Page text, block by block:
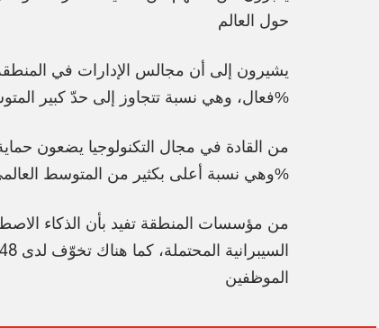
حول العالم
فعال، وهي نسبة تتجاوز إلى حدّ كبير المتوسط العالمي البالغ 50%
وهي نسبة أعلى بكثير من المتوسط العالمي البالغ 28%
الموظفين